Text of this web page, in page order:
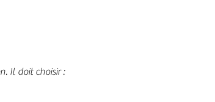
Il doit choisir :